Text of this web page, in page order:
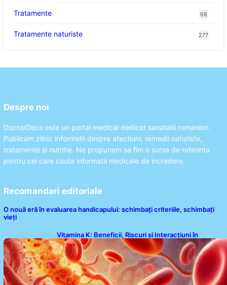
Tratamente 68
Tratamente naturiste 277
Despre noi
DoctorDeco este un portal medical dedicat sanatatii romanilor.
Publicam zilnic informatii despre afectiuni, remedii naturiste,
tratamente si nutritie. Ne propunem sa fim o sursa de referinta
pentru cei care cauta informatii medicale de incredere.
Recomandari editoriale
O nouă eră în evaluarea handicapului: schimbați criteriile, schimbați
vieți
Vitamina K: Beneficii, Riscuri și Interacțiuni în
Coagularea Sângelui